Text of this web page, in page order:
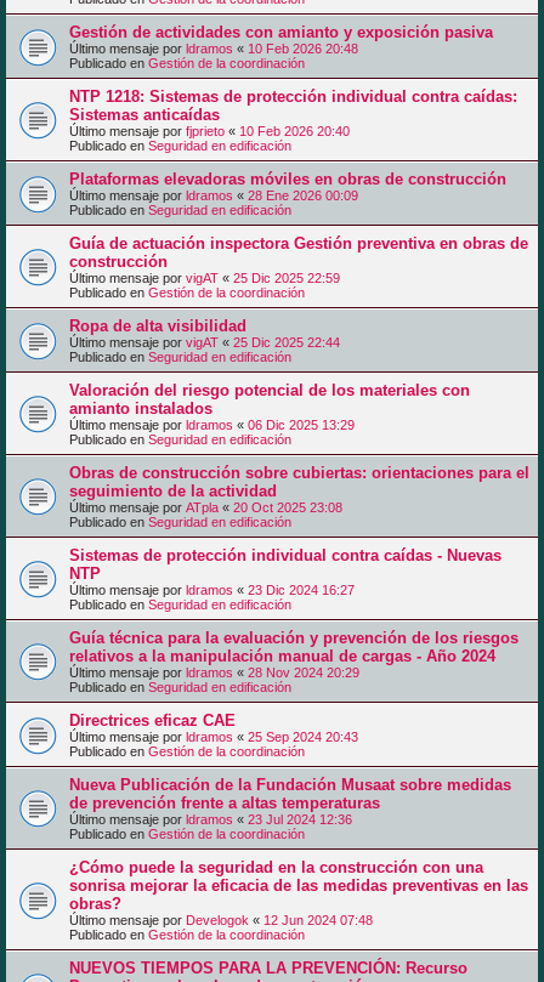
Gestión de actividades con amianto y exposición pasiva
Último mensaje por ldramos « 10 Feb 2026 20:48
Publicado en Gestión de la coordinación
NTP 1218: Sistemas de protección individual contra caídas:
Sistemas anticaídas
Último mensaje por fjprieto « 10 Feb 2026 20:40
Publicado en Seguridad en edificación
Plataformas elevadoras móviles en obras de construcción
Último mensaje por ldramos « 28 Ene 2026 00:09
Publicado en Seguridad en edificación
Guía de actuación inspectora Gestión preventiva en obras de
construcción
Último mensaje por vigAT « 25 Dic 2025 22:59
Publicado en Gestión de la coordinación
Ropa de alta visibilidad
Último mensaje por vigAT « 25 Dic 2025 22:44
Publicado en Seguridad en edificación
Valoración del riesgo potencial de los materiales con
amianto instalados
Último mensaje por ldramos « 06 Dic 2025 13:29
Publicado en Seguridad en edificación
Obras de construcción sobre cubiertas: orientaciones para el
seguimiento de la actividad
Último mensaje por ATpla « 20 Oct 2025 23:08
Publicado en Seguridad en edificación
Sistemas de protección individual contra caídas - Nuevas
NTP
Último mensaje por ldramos « 23 Dic 2024 16:27
Publicado en Seguridad en edificación
Guía técnica para la evaluación y prevención de los riesgos
relativos a la manipulación manual de cargas - Año 2024
Último mensaje por ldramos « 28 Nov 2024 20:29
Publicado en Seguridad en edificación
Directrices eficaz CAE
Último mensaje por ldramos « 25 Sep 2024 20:43
Publicado en Gestión de la coordinación
Nueva Publicación de la Fundación Musaat sobre medidas
de prevención frente a altas temperaturas
Último mensaje por ldramos « 23 Jul 2024 12:36
Publicado en Gestión de la coordinación
¿Cómo puede la seguridad en la construcción con una
sonrisa mejorar la eficacia de las medidas preventivas en las
obras?
Último mensaje por Develogok « 12 Jun 2024 07:48
Publicado en Gestión de la coordinación
NUEVOS TIEMPOS PARA LA PREVENCIÓN: Recurso